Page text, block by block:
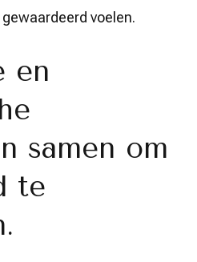
voelen.
en
samen om
te